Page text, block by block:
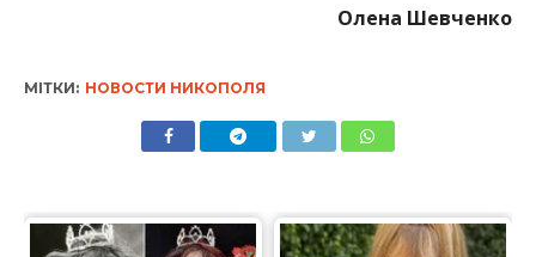
Олена Шевченко
МІТКИ: НОВОСТИ НИКОПОЛЯ